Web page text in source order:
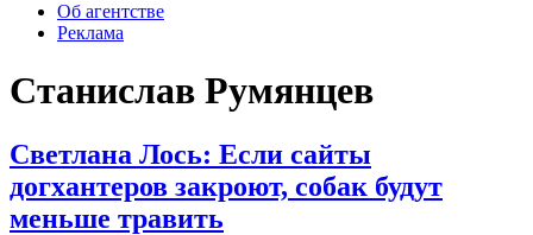
Об агентстве
Реклама
Станислав Румянцев
Светлана Лось: Если сайты
догхантеров закроют, собак будут
меньше травить